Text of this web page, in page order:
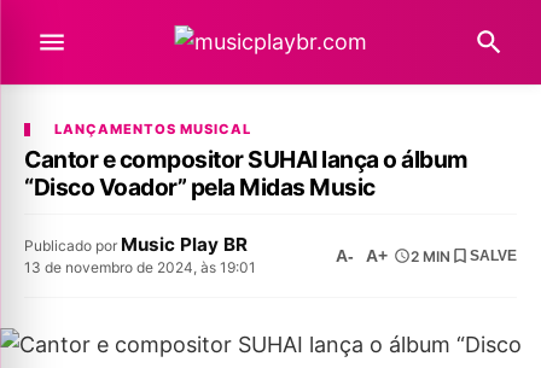
LANÇAMENTOS MUSICAL
Cantor e compositor SUHAI lança o álbum
“Disco Voador” pela Midas Music
Publicado por Music Play BR
13 de novembro de 2024, às 19:01
A- A+ 2 MIN SALVE